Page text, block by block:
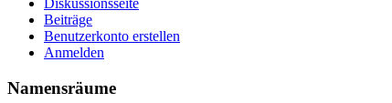
Diskussionsseite
Beiträge
Benutzerkonto erstellen
Anmelden
Namensräume